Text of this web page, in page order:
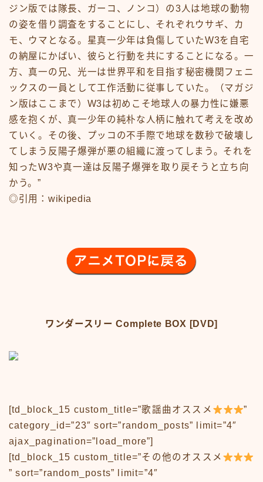
おもちゃ80-89
おもちゃその他
アニメ
アニメ50-59
アニメ60-69
アニメ70-79
アニメ80-89
アニメその他
サンプルページ
テレビ番組
テレビ番組50-59
テレビ番組60-69
テレビ番組70-79
テレビ番組80-89
デモプリセット記事 #1
プライバシーポリシー
人物
人物80-89
人物その他
仮ボタンテスト
伝説のアンプ広告
出来事
ジン版では隊長、ガーコ、ノンコ）の3人は地球の動物
の姿を借り調査をすることにし、それぞれウサギ、カ
モ、ウマとなる。星真一少年は負傷していたW3を自宅
の納屋にかばい、彼らと行動を共にすることになる。一
方、真一の兄、光一は世界平和を目指す秘密機関フェニ
ックスの一員として工作活動に従事していた。（マガジ
ン版はここまで）W3は初めこそ地球人の暴力性に嫌悪
感を抱くが、真一少年の純朴な人柄に触れて考えを改め
ていく。その後、プッコの不手際で地球を数秒で破壊し
てしまう反陽子爆弾が悪の組織に渡ってしまう。それを
知ったW3や真一達は反陽子爆弾を取り戻そうと立ち向
かう。”
◎引用：wikipedia
ワンダースリー Complete BOX [DVD]
[td_block_15 custom_title=”歌謡曲オススメ
”
category_id=”23″ sort=”random_posts” limit=”4″
ajax_pagination=”load_more”]
[td_block_15 custom_title=”その他のオススメ
” sort=”random_posts” limit=”4″